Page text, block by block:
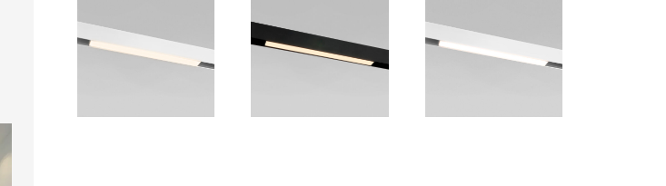
яркость, а вечером отключится.
Простая установка
модели по всей длине трековой системы Slim Magnetic.